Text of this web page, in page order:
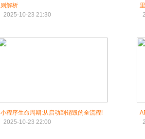
则解析
2025-10-23 21:30
小程序生命周期:从启动到销毁的全流程!
2025-10-23 22:00